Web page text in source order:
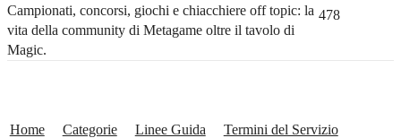
Campionati, concorsi, giochi e chiacchiere off topic: la
vita della community di Metagame oltre il tavolo di
Magic.
478
Home Categorie Linee Guida Termini del Servizio